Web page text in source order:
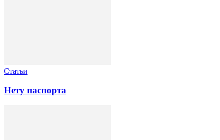
Статьи
Нету паспорта